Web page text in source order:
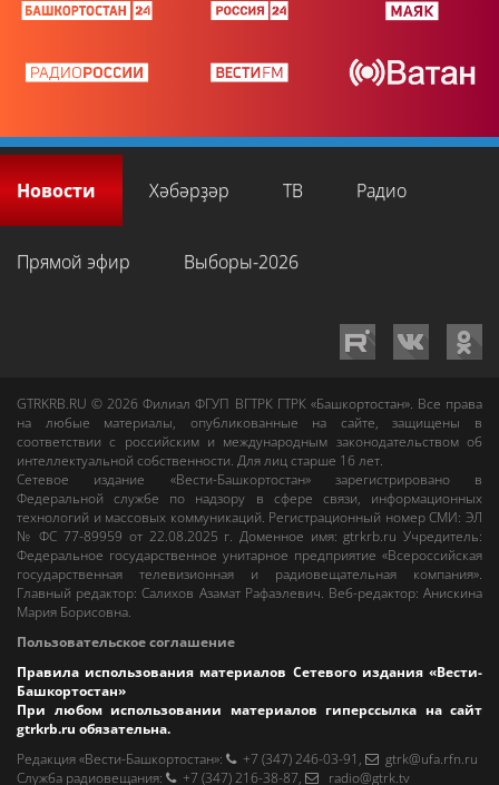
Новости Хәбәрҙәр ТВ Радио
Прямой эфир Выборы-2026
GTRKRB.RU © 2026Филиал ФГУП ВГТРК ГТРК «Башкортостан». Все права
на любые материалы, опубликованные на сайте, защищены в
соответствии с российским и международным законодательством об
интеллектуальной собственности. Для лиц старше 16 лет.
Сетевое издание «Вести-Башкортостан»зарегистрировано в
Федеральной службе по надзору в сфере связи, информационных
технологий и массовых коммуникаций. Регистрационный номер СМИ: ЭЛ
№ ФС 77-89959 от 22.08.2025 г. Доменное имя:gtrkrb.ru Учредитель:
Федеральное государственное унитарное предприятие «Всероссийская
государственная телевизионная и радиовещательная компания».
Главный редактор:Салихов Азамат Рафаэлевич. Веб-редактор:Анискина
Мария Борисовна.
Пользовательское соглашение
Правила использования материалов Сетевого издания «Вести-
Башкортостан»
При любом использовании материалов гиперссылка на сайт
gtrkrb.ru обязательна.
Редакция «Вести-Башкортостан»: +7 (347) 246-03-91 ,
gtrk@ufa.rfn.ru
Cлужба радиовещания: +7 (347) 216-38-87, radio@gtrk.tv